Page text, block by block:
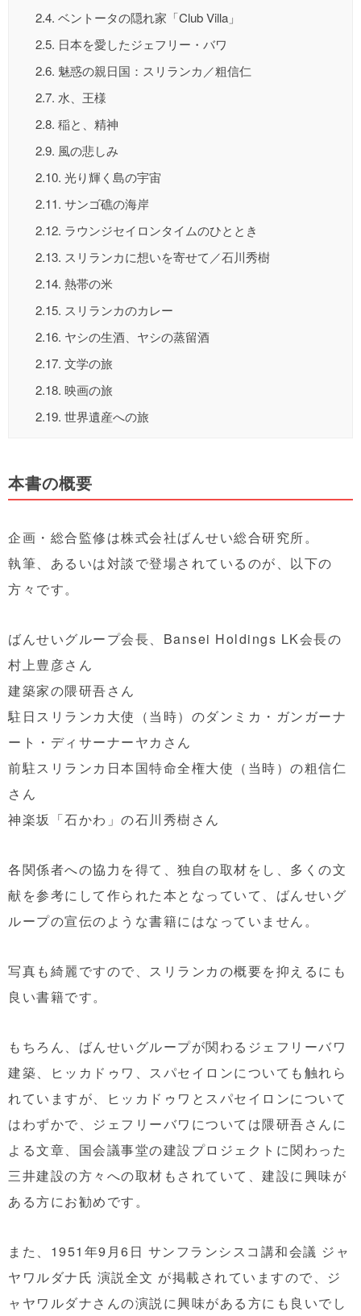
2.4. ベントータの隠れ家「Club Villa」
2.5. 日本を愛したジェフリー・バワ
2.6. 魅惑の親日国：スリランカ／粗信仁
2.7. 水、王様
2.8. 稲と、精神
2.9. 風の悲しみ
2.10. 光り輝く島の宇宙
2.11. サンゴ礁の海岸
2.12. ラウンジセイロンタイムのひととき
2.13. スリランカに想いを寄せて／石川秀樹
2.14. 熱帯の米
2.15. スリランカのカレー
2.16. ヤシの生酒、ヤシの蒸留酒
2.17. 文学の旅
2.18. 映画の旅
2.19. 世界遺産への旅
本書の概要
企画・総合監修は株式会社ばんせい総合研究所。
執筆、あるいは対談で登場されているのが、以下の
方々です。
ばんせいグループ会長、Bansei Holdings LK会長の
村上豊彦さん
建築家の隈研吾さん
駐日スリランカ大使（当時）のダンミカ・ガンガーナ
ート・ディサーナーヤカさん
前駐スリランカ日本国特命全権大使（当時）の粗信仁
さん
神楽坂「石かわ」の石川秀樹さん
各関係者への協力を得て、独自の取材をし、多くの文
献を参考にして作られた本となっていて、ばんせいグ
ループの宣伝のような書籍にはなっていません。
写真も綺麗ですので、スリランカの概要を抑えるにも
良い書籍です。
もちろん、ばんせいグループが関わるジェフリーバワ
建築、ヒッカドゥワ、スパセイロンについても触れら
れていますが、ヒッカドゥワとスパセイロンについて
はわずかで、ジェフリーバワについては隈研吾さんに
よる文章、国会議事堂の建設プロジェクトに関わった
三井建設の方々への取材もされていて、建設に興味が
ある方にお勧めです。
また、1951年9月6日 サンフランシスコ講和会議 ジャ
ヤワルダナ氏 演説全文 が掲載されていますので、ジ
ャヤワルダナさんの演説に興味がある方にも良いでし